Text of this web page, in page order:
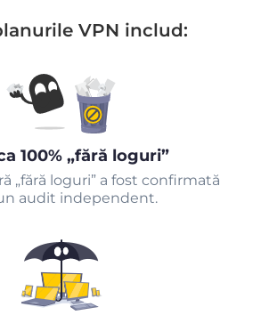
VPN includ:
100% „fără loguri”
„fără loguri” a fost confirmată
audit independent.